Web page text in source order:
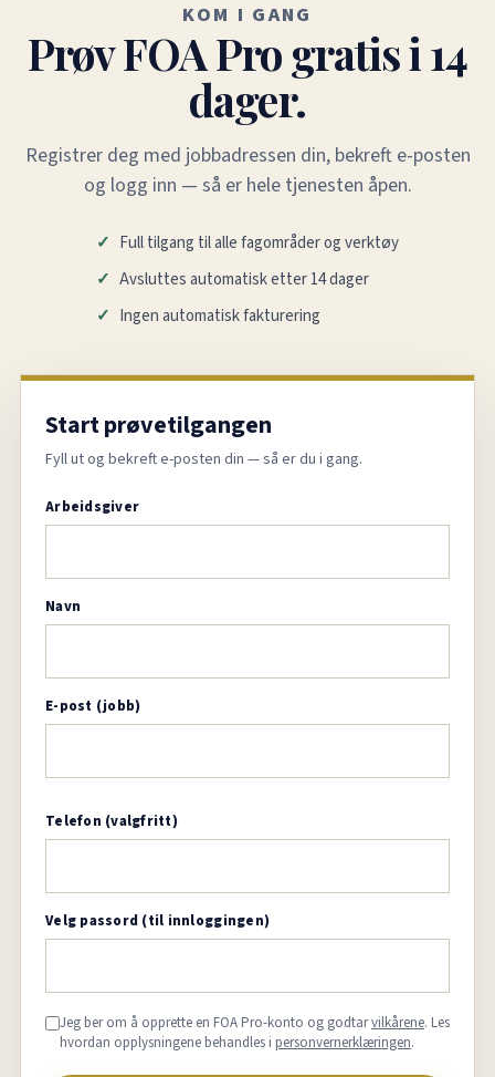
KOM I GANG
Prøv FOA Pro gratis i 14
dager.
Registrer deg med jobbadressen din, bekreft e-posten
og logg inn — så er hele tjenesten åpen.
Full tilgang til alle fagområder og verktøy
Avsluttes automatisk etter 14 dager
Ingen automatisk fakturering
Start prøvetilgangen
Fyll ut og bekreft e-posten din — så er du i gang.
Arbeidsgiver
Navn
E-post (jobb)
Telefon (valgfritt)
Velg passord (til innloggingen)
Jeg ber om å opprette en FOA Pro-konto og godtarvilkårene. Les
hvordan opplysningene behandles i personvernerklæringen.